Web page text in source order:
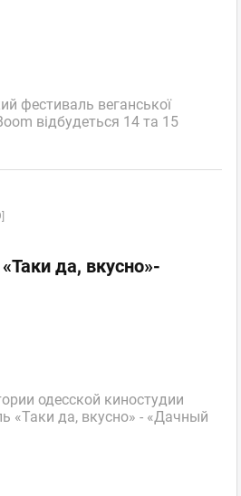
фестиваль веганської
відбудеться 14 та 15
да, вкусно»-
одесской киностудии
«Таки да, вкусно» - «Дачный